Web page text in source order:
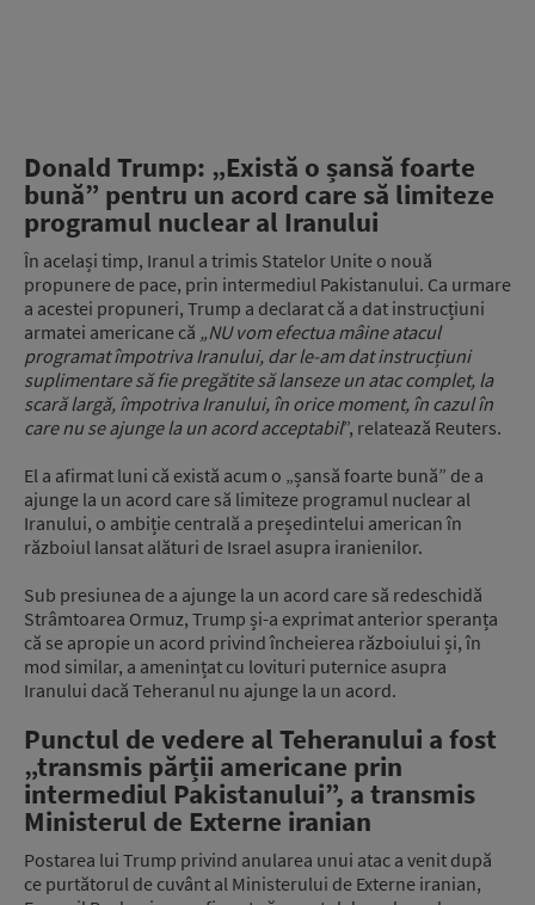
Donald Trump: „Există o șansă foarte
bună” pentru un acord care să limiteze
programul nuclear al Iranului
În același timp, Iranul a trimis Statelor Unite o nouă
propunere de pace, prin intermediul Pakistanului. Ca urmare
a acestei propuneri, Trump a declarat că a dat instrucțiuni
armatei americane că „NU vom efectua mâine atacul
programat împotriva Iranului, dar le-am dat instrucțiuni
suplimentare să fie pregătite să lanseze un atac complet, la
scară largă, împotriva Iranului, în orice moment, în cazul în
care nu se ajunge la un acord acceptabil”, relatează Reuters.
El a afirmat luni că există acum o „șansă foarte bună” de a
ajunge la un acord care să limiteze programul nuclear al
Iranului, o ambiție centrală a președintelui american în
războiul lansat alături de Israel asupra iranienilor.
Sub presiunea de a ajunge la un acord care să redeschidă
Strâmtoarea Ormuz, Trump și-a exprimat anterior speranța
că se apropie un acord privind încheierea războiului și, în
mod similar, a amenințat cu lovituri puternice asupra
Iranului dacă Teheranul nu ajunge la un acord.
Punctul de vedere al Teheranului a fost
„transmis părții americane prin
intermediul Pakistanului”, a transmis
Ministerul de Externe iranian
Postarea lui Trump privind anularea unui atac a venit după
ce purtătorul de cuvânt al Ministerului de Externe iranian,